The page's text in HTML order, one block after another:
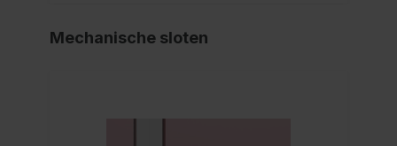
Mechanische sloten